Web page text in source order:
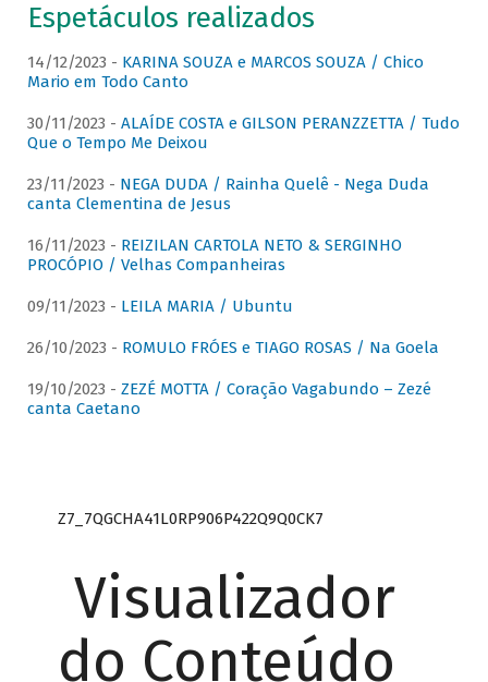
Espetáculos realizados
14/12/2023 - KARINA SOUZA e MARCOS SOUZA / Chico
Mario em Todo Canto
30/11/2023 - ALAÍDE COSTA e GILSON PERANZZETTA / Tudo
Que o Tempo Me Deixou
23/11/2023 - NEGA DUDA / Rainha Quelê - Nega Duda
canta Clementina de Jesus
16/11/2023 - REIZILAN CARTOLA NETO & SERGINHO
PROCÓPIO / Velhas Companheiras
09/11/2023 - LEILA MARIA / Ubuntu
26/10/2023 - ROMULO FRÓES e TIAGO ROSAS / Na Goela
19/10/2023 - ZEZÉ MOTTA / Coração Vagabundo – Zezé
canta Caetano
Z7_7QGCHA41L0RP906P422Q9Q0CK7
Visualizador
do Conteúdo